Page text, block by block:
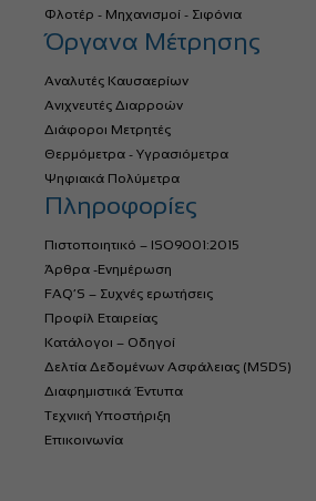
Φλοτέρ - Μηχανισμοί - Σιφόνια
Όργανα Μέτρησης
Αναλυτές Καυσαερίων
Ανιχνευτές Διαρροών
Διάφοροι Μετρητές
Θερμόμετρα - Υγρασιόμετρα
Ψηφιακά Πολύμετρα
Πληροφορίες
Πιστοποιητικό – ISO9001:2015
Άρθρα -Ενημέρωση
FAQ’S – Συχνές ερωτήσεις
Προφίλ Εταιρείας
Κατάλογοι – Οδηγοί
Δελτία Δεδομένων Ασφάλειας (MSDS)
Διαφημιστικά Έντυπα
Τεχνική Υποστήριξη
Επικοινωνία